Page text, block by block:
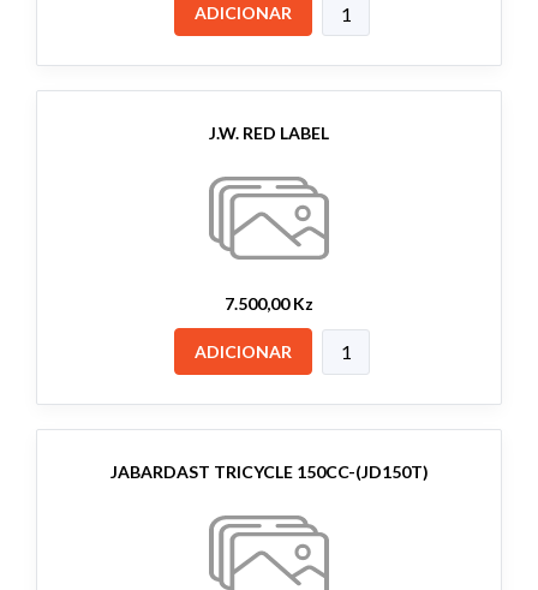
ADICIONAR
J.W. RED LABEL
7.500,00 Kz
ADICIONAR
JABARDAST TRICYCLE 150CC-(JD150T)